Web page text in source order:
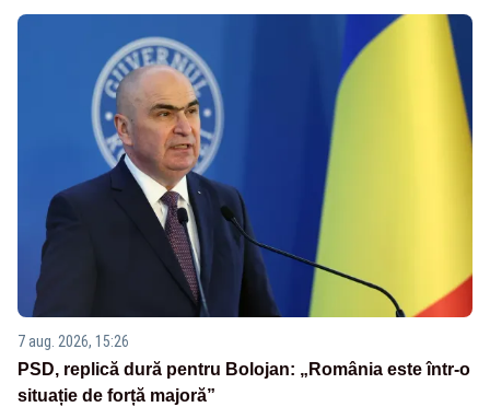
7 aug. 2026, 15:26
PSD, replică dură pentru Bolojan: „România este într-o
situație de forță majoră”